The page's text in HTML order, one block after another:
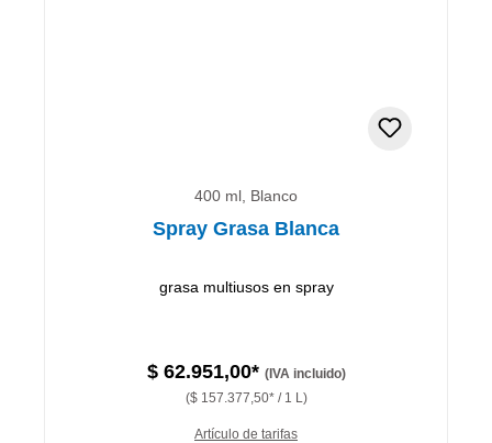
400 ml, Blanco
Spray Grasa Blanca
grasa multiusos en spray
$ 62.951,00* (IVA incluido)
($ 157.377,50* / 1 L)
Artículo de tarifas